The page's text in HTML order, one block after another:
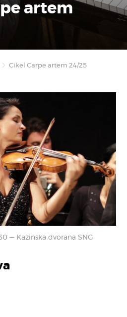
artem
Cikel Carpe artem 24/25
— Kazinska dvorana SNG